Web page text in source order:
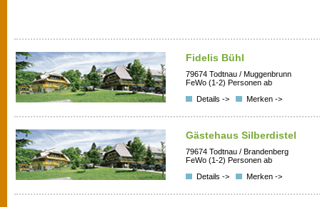
Fidelis Bühl
79674 Todtnau / Muggenbrunn
FeWo (1-2) Personen ab
Details ->
Merken ->
Gästehaus Silberdistel
79674 Todtnau / Brandenberg
FeWo (1-2) Personen ab
Details ->
Merken ->